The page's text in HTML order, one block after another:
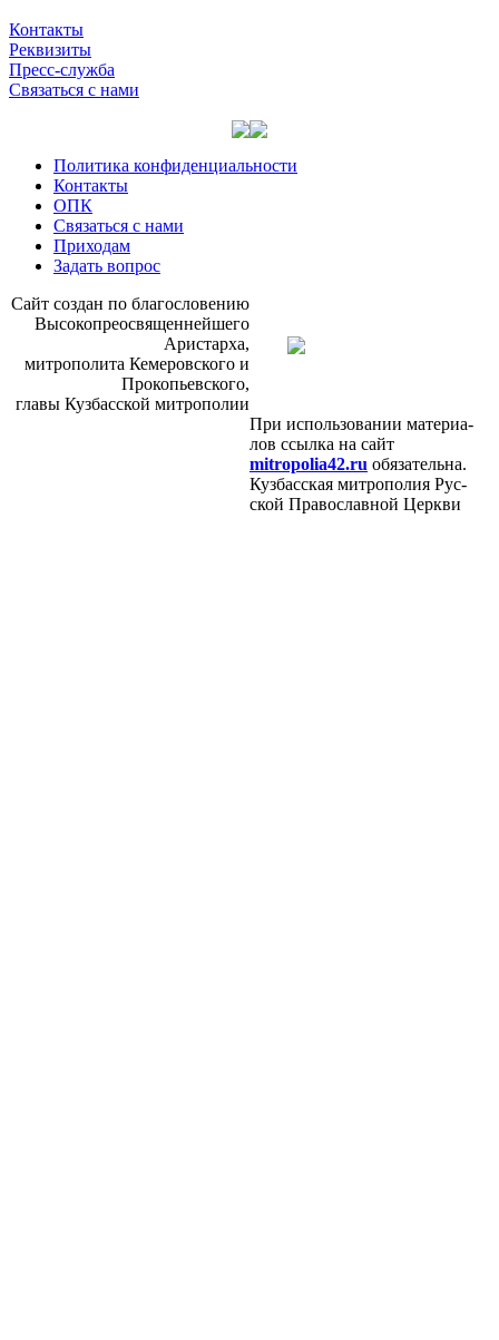
Контакты
Реквизиты
Пресс-служба
Связаться с нами
Политика конфиденциальности
Контакты
ОПК
Связаться с нами
Приходам
Задать вопрос
Сайт со­здан по бла­го­сло­ве­нию
Вы­со­ко­прео­свя­щен­ней­ше­го
Ари­стар­ха,
мит­ро­по­ли­та Ке­ме­ров­ско­го и
Про­ко­пьев­ско­го,
гла­вы Куз­бас­ской мит­ро­по­лии
При ис­поль­зо­ва­нии ма­те­ри­а­
лов ссыл­ка на сайт
mitropolia42.ru обя­за­тель­на.
Куз­бас­ская мит­ро­по­лия Рус­
ской Пра­во­слав­ной Церк­ви